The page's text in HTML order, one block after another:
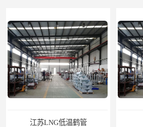
南通LNG鹤管